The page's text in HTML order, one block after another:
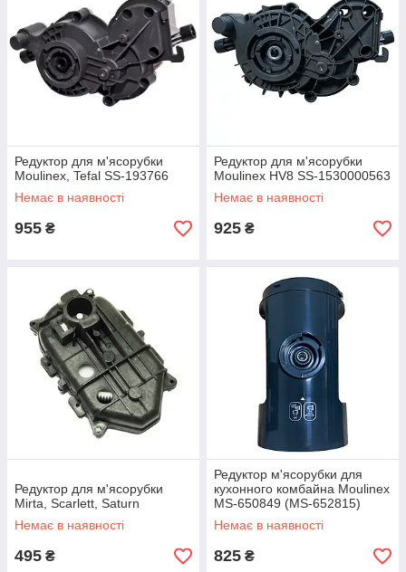
Редуктор для м'ясорубки
Moulinex, Tefal SS-193766
Немає в наявності
955 ₴
Редуктор для м'ясорубки
Moulinex HV8 SS-1530000563
Немає в наявності
925 ₴
Редуктор для м'ясорубки
Mirta, Scarlett, Saturn
Немає в наявності
495 ₴
Редуктор м'ясорубки для
кухонного комбайна Moulinex
MS-650849 (MS-652815)
Немає в наявності
825 ₴